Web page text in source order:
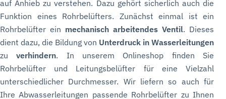
auf Anhieb zu verstehen. Dazu gehört sicherlich auch die
Funktion eines Rohrbelüfters. Zunächst einmal ist ein
Rohrbelüfter ein mechanisch arbeitendes Ventil. Dieses
dient dazu, die Bildung von Unterdruck in Wasserleitungen
zuverhindern. In unserem Onlineshop finden Sie
Rohrbelüfter und Leitungsbelüfter für eine Vielzahl
unterschiedlicher Durchmesser. Wir liefern so auch für
Ihre Abwasserleitungen passende Rohrbelüfter zu Ihnen